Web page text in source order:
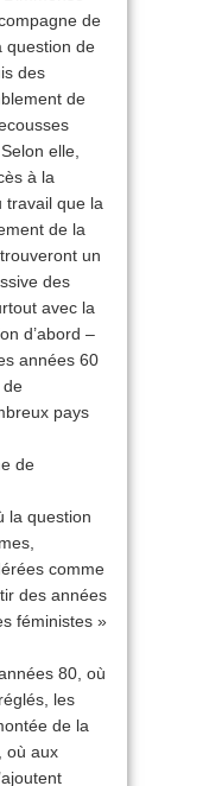
de
question de
des
de
elle,
à la
travail que la
de la
un
des
avec la
d’abord –
années 60
de
pays
de
la question
comme
des années
féministes »
80, où
les
de la
où aux